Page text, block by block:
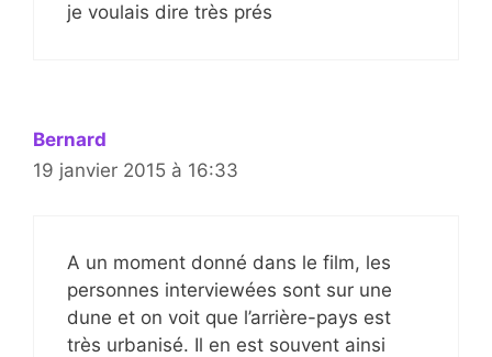
je voulais dire très prés
Bernard
19 janvier 2015 à 16:33
A un moment donné dans le film, les
personnes interviewées sont sur une
dune et on voit que l’arrière-pays est
très urbanisé. Il en est souvent ainsi